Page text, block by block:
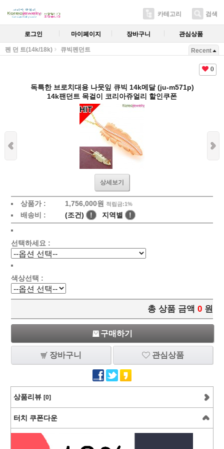
카테고리 검색
로그인 마이페이지 장바구니 관심상품
펜 던 트(14k/18k) 큐빅펜던트 Recent
0
독특한 브로치대용 나뭇잎 큐빅 14k메달 (ju-m571p)
14k팬던트 목걸이 코리아쥬얼리 할인쿠폰
상세보기
상품가 : 1,756,000원 적립금:1%
배송비 : (조건) ! 지역별 !
선택하세요 :
색상선택 :
총 상품 금액 0 원
구매하기
장바구니 관심상품
상품리뷰 [0]
터치 쿠폰다운